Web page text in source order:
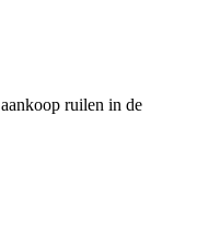
ruilen in de